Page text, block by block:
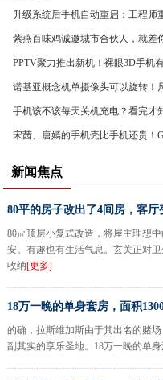
升级系统后手机自动重启：工程师
紫燕百味鸡诚邀城市合伙人，就差
PPTV聚力推出新机！裸眼3D手机
诺基亚概念机单摄像头可以旋转！
手机该不该每天关机充电？看完才
宋茜、唐嫣的手机壳比手机还贵！
新闻焦点
80平的房子改出了4间房，客厅
80㎡顶层小复式改造，将屋主理想
安。有趣也有生活气息。玄关正对
收纳[更多]
18万一晚的单身套房，面积
的确，拉斯维加斯由于其出名的赌
副其实的享乐圣地。18万一晚的单